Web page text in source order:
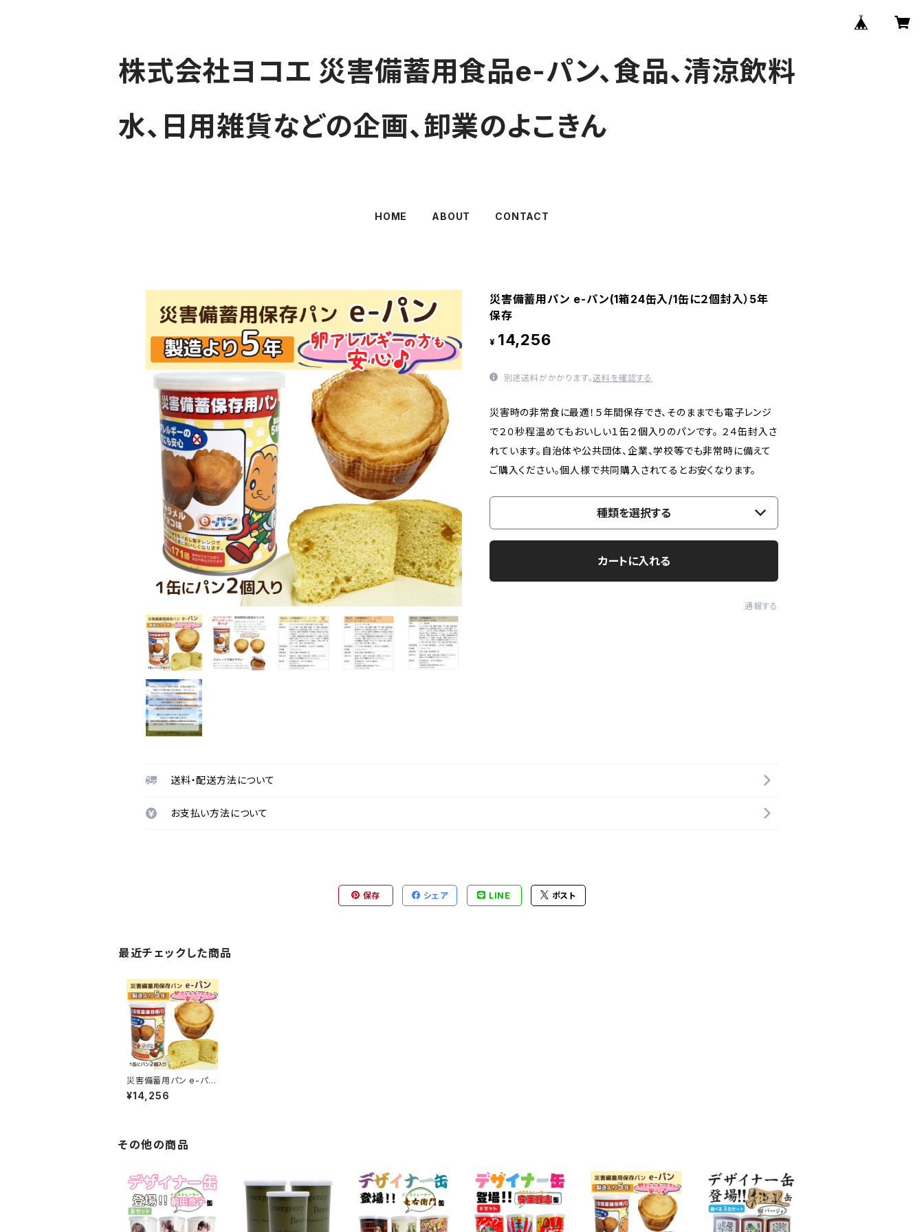
株式会社ヨコエ 災害備蓄用食品e-パン、食品、清涼飲料
水、日用雑貨などの企画、卸業のよこきん
HOME ABOUT CONTACT
災害備蓄用パン e-パン(1箱24缶入/1缶に２個封入）5年
保存
¥ 14,256
別途送料がかかります。送料を確認する
災害時の非常食に最適！５年間保存でき、そのままでも電子レンジ
で２０秒程温めてもおいしい１缶２個入りのパンです。 ２４缶封入さ
れています。自治体や公共団体、企業、学校等でも非常時に備えて
ご購入ください。個人様で共同購入されてるとお安くなります。
種類を選択する
カートに入れる
通報する
送料・配送方法について
お支払い方法について
保存 シェア LINE ポスト
最近チェックした商品
災害備蓄用パン e-パン
(1箱24缶入/1缶に２個
封入）5年保存
¥14,256
その他の商品